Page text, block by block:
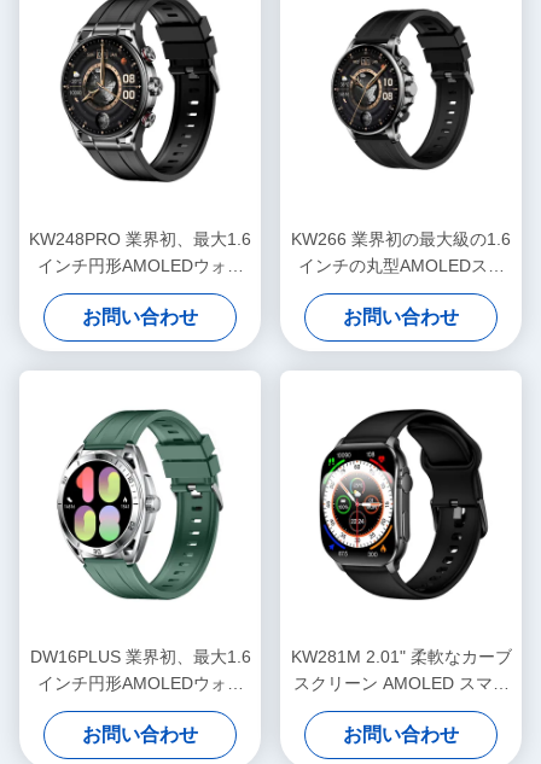
KW248PRO 業界初、最大1.6
インチ円形AMOLEDウォッ
チ
お問い合わせ
KW266 業界初の最大級の1.6
インチの丸型AMOLEDスマ
ートウォッチ
お問い合わせ
DW16PLUS 業界初、最大1.6
インチ円形AMOLEDウォッ
チ
お問い合わせ
KW281M 2.01" 柔軟なカーブ
スクリーン AMOLED スマー
トウォッチ
お問い合わせ